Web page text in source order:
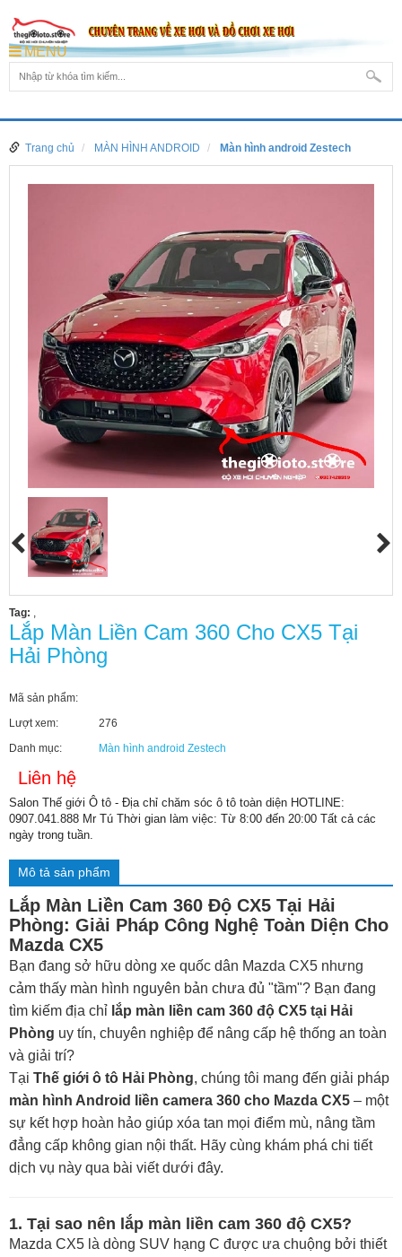
MENU
Trang chủ MÀN HÌNH ANDROID Màn hình android Zestech
Tag:
Lắp Màn Liền Cam 360 Cho CX5 Tại
Hải Phòng
Mã sản phẩm:
Lượt xem:
276
Danh mục:
Màn hình android Zestech
Liên hệ
Salon Thế giới Ô tô - Địa chỉ chăm sóc ô tô toàn diện HOTLINE:
0907.041.888 Mr Tú Thời gian làm việc: Từ 8:00 đến 20:00 Tất cả các
ngày trong tuần.
Mô tả sản phẩm
Lắp Màn Liền Cam 360 Độ CX5 Tại Hải
Phòng: Giải Pháp Công Nghệ Toàn Diện Cho
Mazda CX5
Bạn đang sở hữu dòng xe quốc dân Mazda CX5 nhưng
cảm thấy màn hình nguyên bản chưa đủ "tầm"? Bạn đang
tìm kiếm địa chỉ lắp màn liền cam 360 độ CX5 tại Hải
Phòng uy tín, chuyên nghiệp để nâng cấp hệ thống an toàn
và giải trí?
Tại Thế giới ô tô Hải Phòng, chúng tôi mang đến giải pháp
màn hình Android liền camera 360 cho Mazda CX5 – một
sự kết hợp hoàn hảo giúp xóa tan mọi điểm mù, nâng tầm
đẳng cấp không gian nội thất. Hãy cùng khám phá chi tiết
dịch vụ này qua bài viết dưới đây.
1. Tại sao nên lắp màn liền cam 360 độ CX5?
Mazda CX5 là dòng SUV hạng C được ưa chuộng bởi thiết